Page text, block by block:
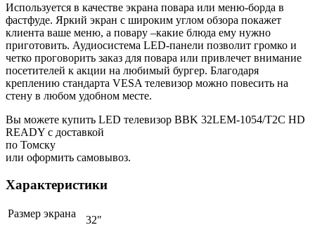
Используется в качестве экрана повара или меню-борда в
фастфуде. Яркий экран с широким углом обзора покажет
клиента ваше меню, а повару –какие блюда ему нужно
приготовить. Аудиосистема LED-панели позволит громко и
четко проговорить заказ для повара или привлечет внимание
посетителей к акции на любимый бургер. Благодаря
креплению стандарта VESA телевизор можно повесить на
стену в любом удобном месте.
Вы можете купить LED телевизор BBK 32LEM-1054/T2C HD
READY с доставкой
по Томску
или оформить самовывоз.
Характеристики
Размер экрана
32"